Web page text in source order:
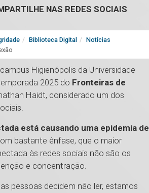
NAS REDES SOCIAIS
Biblioteca Digital
Notícias
Higienópolis da Universidade
2025 do Fronteiras de
Haidt, considerado um dos
está causando uma epidemia de
bastante ênfase, que o maior
às redes sociais não são os
e concentração.
pessoas decidem não ler, estamos